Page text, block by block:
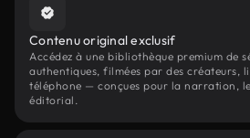
Contenu original exclusif
Accédez à une bibliothèque premium de
authentiques, filmées par des créateurs,
téléphone — conçues pour la narration,
éditorial.